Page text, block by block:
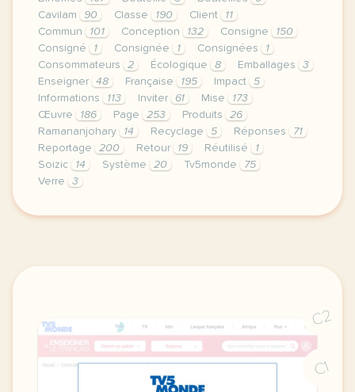
Cavilam
90 Classe 190 Client
11
Commun
101 Conception 132 Consigne
150
Consigné
1 Consignée 1 Consignées
1
Consommateurs
2 Écologique 8 Emballages
3
Enseigner
48 Française 195 Impact
5
Informations
113 Inviter 61 Mise
173
Œuvre
186 Page 253 Produits
26
Ramananjohary
14 Recyclage 5 Réponses
71
Reportage
200 Retour 19 Réutilisé
1
Soizic
14 Système 20 Tv5monde
75
Verre
3
le respect de votre vie privee est une priorite
C2
C1